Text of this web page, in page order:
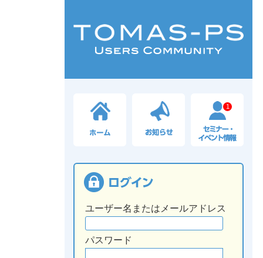
1
ユーザー名またはメールアドレス
パスワード